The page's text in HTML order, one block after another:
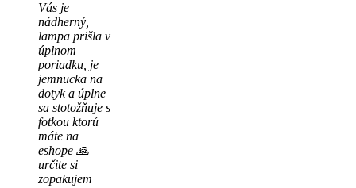
Vás je
nádherný,
lampa prišla v
úplnom
poriadku, je
jemnucka na
dotyk a úplne
sa stotožňuje s
fotkou ktorú
máte na
eshope 🙏
určite si
zopakujem